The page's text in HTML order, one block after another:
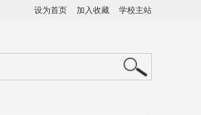
设为首页 加入收藏 学校主站